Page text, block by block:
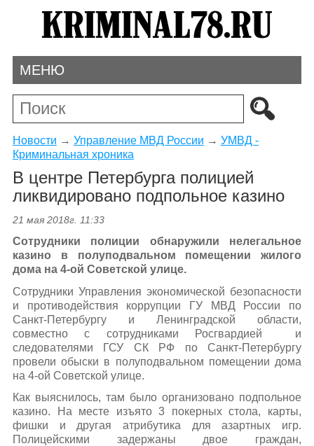
МЕНЮ
Новости → Управление МВД России → УМВД -
Криминальная хроника
В центре Петербурга полицией
ликвидировано подпольное казино
21 мая 2018г. 11:33
Сотрудники полиции обнаружили нелегальное
казино в полуподвальном помещении жилого
дома на 4-ой Советской улице.
Сотрудники Управления экономической безопасности
и противодействия коррупции ГУ МВД России по
Санкт-Петербургу и Ленинградской области,
совместно с сотрудниками Росгвардией и
следователями ГСУ СК РФ по Санкт-Петербургу
провели обыски в полуподвальном помещении дома
на 4-ой Советской улице.
Как выяснилось, там было организовано подпольное
казино. На месте изъято 3 покерных стола, карты,
фишки и другая атрибутика для азартных игр.
Полицейскими задержаны двое граждан,